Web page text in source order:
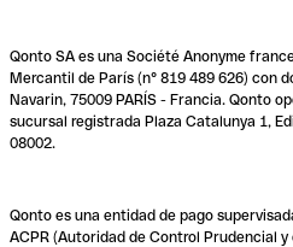
Qonto SA es una Société Anonyme
Mercantil de París (n° 819 489 626) con
Navarin, 75009 PARÍS - Francia. Qonto
sucursal registrada Plaza Catalunya 1,
08002.
Qonto es una entidad de pago
ACPR (Autoridad de Control Prudencial